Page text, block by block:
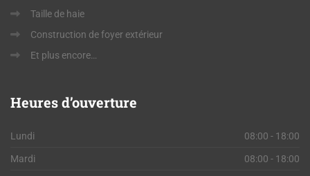
Taille de haie
Construction de foyer extérieur
Et plus encore…
Heuresd’ouverture
Lundi 08:00 - 18:00
Mardi 08:00 - 18:00